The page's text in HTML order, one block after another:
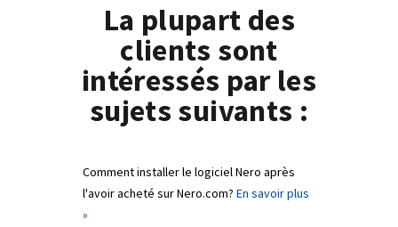
La plupart des
clients sont
intéressés par les
sujets suivants :
Comment installer le logiciel Nero après
l'avoir acheté sur Nero.com? En savoir plus
»